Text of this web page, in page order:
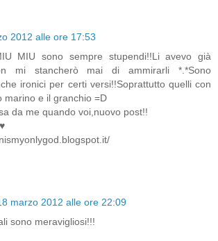
2012 alle ore 17:53
MIU sono sempre stupendi!!Li avevo già
mi stancherò mai di ammirarli *.*Sono
ironici per certi versi!!Soprattutto quelli con
marino e il granchio =D
da me quando voi,nuovo post!!
marzo 2012 alle ore 22:09
sono meravigliosi!!!